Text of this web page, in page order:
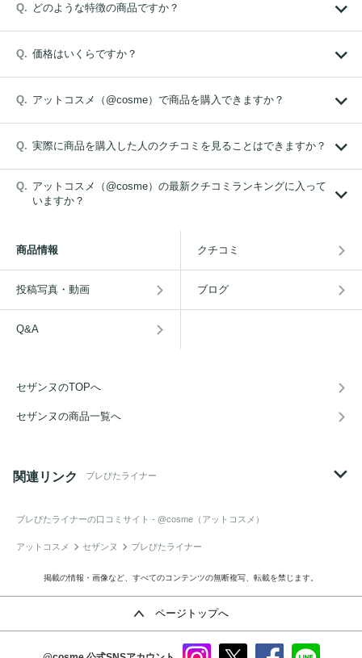
どのような特徴の商品ですか？
価格はいくらですか？
アットコスメ（@cosme）で商品を購入できますか？
実際に商品を購入した人のクチコミを見ることはできますか？
アットコスメ（@cosme）の最新クチコミランキングに入って
いますか？
商品情報 クチコミ
投稿写真・動画 ブログ
Q&A
セザンヌのTOPへ
セザンヌの商品一覧へ
関連リンク ブレぴたライナー
ブレぴたライナーの口コミサイト - @cosme（アットコスメ）
アットコスメ セザンヌ ブレぴたライナー
掲載の情報・画像など、すべてのコンテンツの無断複写、転載を禁じます。
ページトップへ